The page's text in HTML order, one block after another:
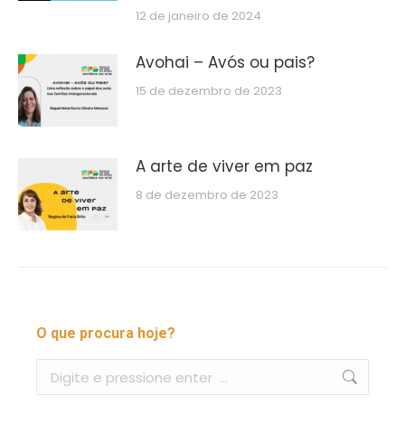
12 de janeiro de 2024
Avohai – Avós ou pais?
15 de dezembro de 2023
A arte de viver em paz
8 de dezembro de 2023
O que procura hoje?
Buscar